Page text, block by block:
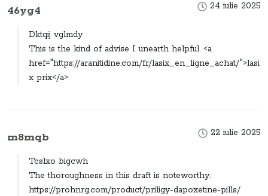
24 iulie 2025
46yg4
Dktqij vglmdy
This is the kind of advise I unearth helpful. <a
href="https://aranitidine.com/fr/lasix_en_ligne_achat/">lasi
x prix</a>
22 iulie 2025
m8mqb
Tcslxo bigcwh
The thoroughness in this draft is noteworthy.
https://prohnrg.com/product/priligy-dapoxetine-pills/